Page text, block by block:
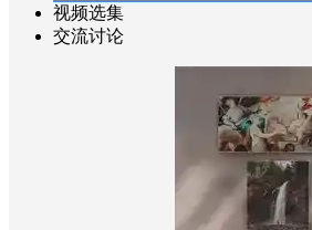
视频选集
交流讨论